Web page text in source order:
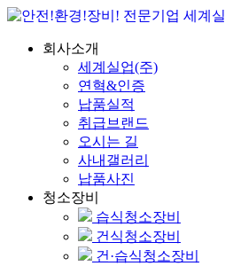
회사소개
세계실업(주)
연혁&인증
납품실적
취급브랜드
오시는 길
사내갤러리
납품사진
청소장비
습식청소장비
건식청소장비
건·습식청소장비